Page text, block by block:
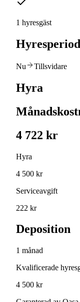
1 hyresgäst
Hyresperiod
Nu Tillsvidare
Hyra
4 722 kr
Hyra
4 500 kr
Serviceavgift
222 kr
Deposition
1 månad
Kvalificerade
4 500 kr